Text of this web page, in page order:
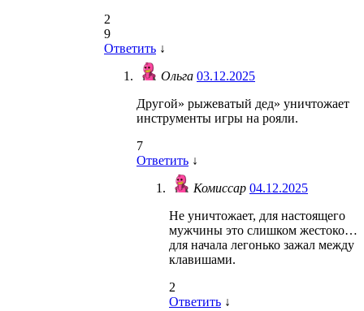
2
9
Ответить ↓
Ольга 03.12.2025
Другой» рыжеватый дед» уничтожает
инструменты игры на рояли.
7
Ответить ↓
Комиссар 04.12.2025
Не уничтожает, для настоящего
мужчины это слишком жестоко…
для начала легонько зажал между
клавишами.
2
Ответить ↓